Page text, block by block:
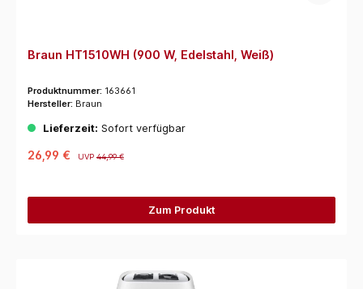
Braun HT1510WH (900 W, Edelstahl, Weiß)
Produktnummer: 163661
Hersteller: Braun
Lieferzeit: Sofort verfügbar
26,99 € UVP44,99 €
Zum Produkt